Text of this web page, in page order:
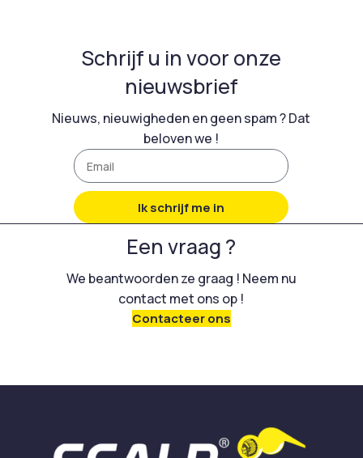
Schrijf u in voor onze
nieuwsbrief
Nieuws, nieuwigheden en geen spam ? Dat
beloven we !
Ik schrijf me in
Een vraag ?
We beantwoorden ze graag ! Neem nu
contact met ons op !
Contacteer ons